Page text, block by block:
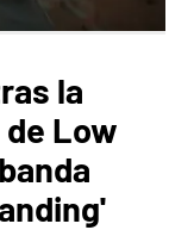
la
Low